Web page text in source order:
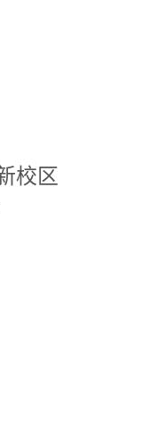
校区